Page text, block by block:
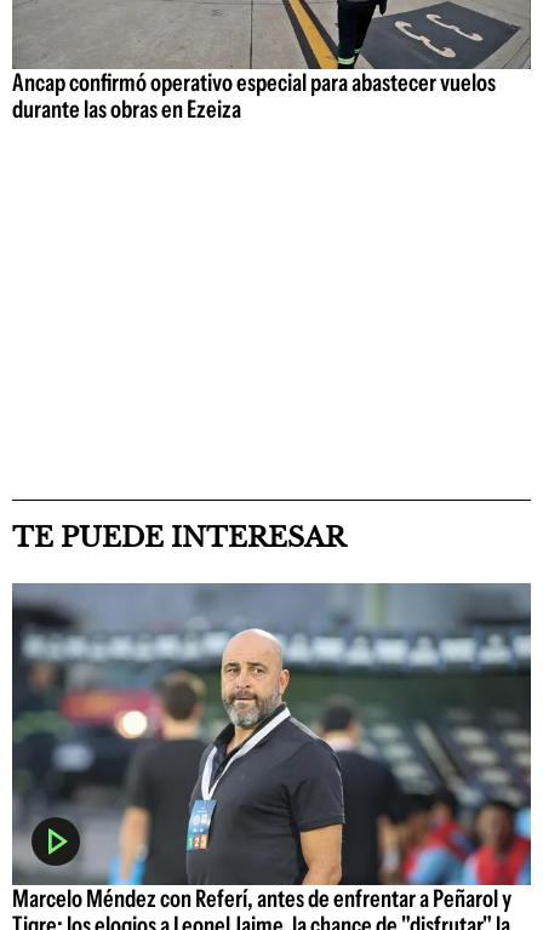
Ancap confirmó operativo especial para abastecer vuelos
durante las obras en Ezeiza
TE PUEDE INTERESAR
Marcelo Méndez con Referí, antes de enfrentar a Peñarol y